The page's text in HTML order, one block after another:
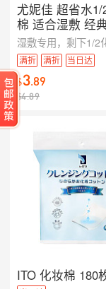
尤妮佳 超省水1/
棉 适合湿敷 经
枚
湿敷专用，剩下1/2
满折 满折
当日达
$3.89
$4.89
ITO 化妆棉 180